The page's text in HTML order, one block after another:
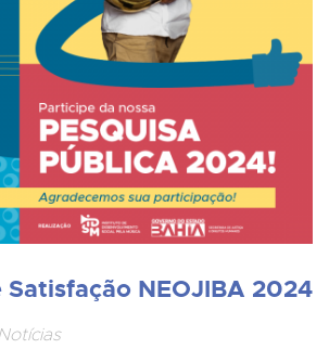
Satisfação NEOJIBA 2024